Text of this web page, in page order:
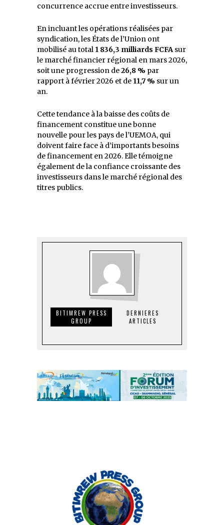
concurrence accrue entre investisseurs.
En incluant les opérations réalisées par
syndication, les États de l’Union ont
mobilisé au total 1 836,3 milliards FCFA sur
le marché financier régional en mars 2026,
soit une progression de26,8 % par
rapport à février 2026 et de 11,7 % sur un
an.
Cette tendance à la baisse des coûts de
financement constitue une bonne
nouvelle pour les pays de l’UEMOA, qui
doivent faire face à d’importants besoins
de financement en 2026. Elle témoigne
également de la confiance croissante des
investisseurs dans le marché régional des
titres publics.
BITIMREW PRESS
GROUP
DERNIERES
ARTICLES